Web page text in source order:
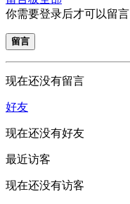
你需要登录后才可以留言
留言
现在还没有留言
好友
现在还没有好友
最近访客
现在还没有访客